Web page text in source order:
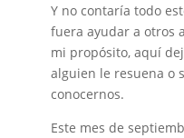
Y no contaría todo
fuera ayudar a otros
mi propósito, aquí
alguien le resuena o
conocernos.
Este mes de